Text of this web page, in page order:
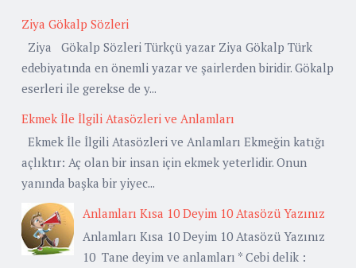
Ziya Gökalp Sözleri
Ziya Gökalp Sözleri Türkçü yazar Ziya Gökalp Türk
edebiyatında en önemli yazar ve şairlerden biridir. Gökalp
eserleri ile gerekse de y...
Ekmek İle İlgili Atasözleri ve Anlamları
Ekmek İle İlgili Atasözleri ve Anlamları Ekmeğin katığı
açlıktır: Aç olan bir insan için ekmek yeterlidir. Onun
yanında başka bir yiyec...
Anlamları Kısa 10 Deyim 10 Atasözü Yazınız
Anlamları Kısa 10 Deyim 10 Atasözü Yazınız
10 Tane deyim ve anlamları * Cebi delik :